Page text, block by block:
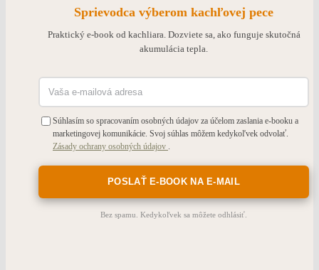
Sprievodca výberom kachľovej pece
Praktický e-book od kachliara. Dozviete sa, ako funguje skutočná
akumulácia tepla.
Súhlasím so spracovaním osobných údajov za účelom zaslania e-booku a
marketingovej komunikácie. Svoj súhlas môžem kedykoľvek odvolať.
Zásady ochrany osobných údajov .
Bez spamu. Kedykoľvek sa môžete odhlásiť.